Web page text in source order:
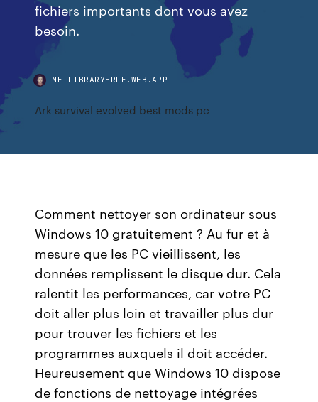
fichiers importants dont vous avez
besoin.
NETLIBRARYERLE.WEB.APP
Ark survival evolved best mods pc
Comment nettoyer son ordinateur sous
Windows 10 gratuitement ? Au fur et à
mesure que les PC vieillissent, les
données remplissent le disque dur. Cela
ralentit les performances, car votre PC
doit aller plus loin et travailler plus dur
pour trouver les fichiers et les
programmes auxquels il doit accéder.
Heureusement que Windows 10 dispose
de fonctions de nettoyage intégrées